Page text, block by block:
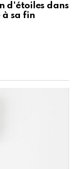
d'étoiles dans
à sa fin